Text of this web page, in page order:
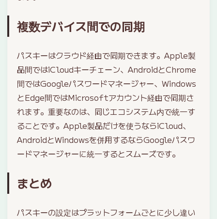
複数デバイス間での同期
パスキーはクラウド経由で同期できます。Apple製
品間ではiCloudキーチェーン、AndroidとChrome
間ではGoogleパスワードマネージャー、Windows
とEdge間ではMicrosoftアカウント経由で同期さ
れます。重要なのは、同じエコシステム内で統一す
ることです。Apple製品だけを使うならiCloud、
AndroidとWindowsを併用するならGoogleパスワ
ードマネージャーに統一するとスムーズです。
まとめ
パスキーの設定はプラットフォームごとに少し違い